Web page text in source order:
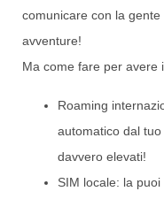
comunicare con la
avventure!
Ma come fare per avere
Roaming
automatico dal
davvero elevati!
SIM locale: la